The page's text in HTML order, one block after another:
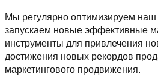
Мы регулярно оптимизируем наш
запускаем новые эффективные
инструменты для привлечения
достижения новых рекордов
маркетингового продвижения.